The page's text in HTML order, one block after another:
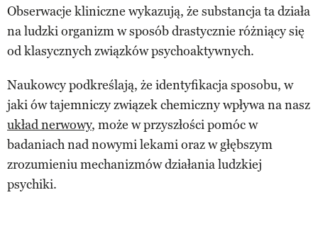
Obserwacje kliniczne wykazują, że substancja ta działa
na ludzki organizm w sposób drastycznie różniący się
od klasycznych związków psychoaktywnych.
Naukowcy podkreślają, że identyfikacja sposobu, w
jaki ów tajemniczy związek chemiczny wpływa na nasz
układ nerwowy, może w przyszłości pomóc w
badaniach nad nowymi lekami oraz w głębszym
zrozumieniu mechanizmów działania ludzkiej
psychiki.